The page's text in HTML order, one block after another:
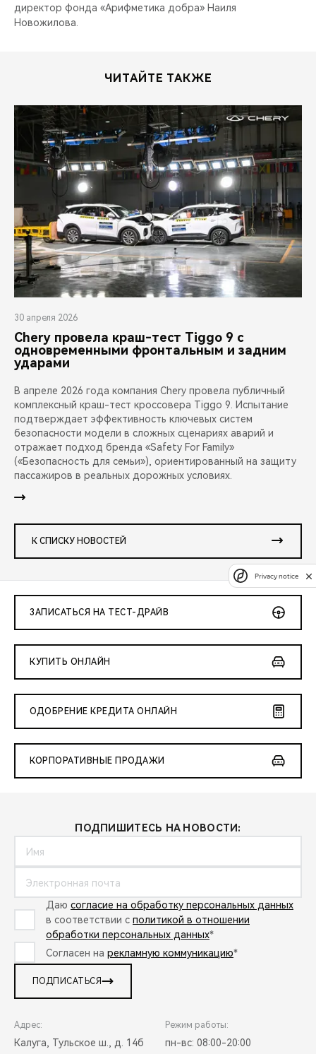
директор фонда «Арифметика добра» Наиля
Новожилова.
ЧИТАЙТЕ ТАКЖЕ
30 апреля 2026
Chery провела краш-тест Tiggo 9 с
одновременными фронтальным и задним
ударами
В апреле 2026 года компания Chery провела публичный
комплексный краш-тест кроссовера Tiggo 9. Испытание
подтверждает эффективность ключевых систем
безопасности модели в сложных сценариях аварий и
отражает подход бренда «Safety For Family»
(«Безопасность для семьи»), ориентированный на защиту
пассажиров в реальных дорожных условиях.
К СПИСКУ НОВОСТЕЙ
ЗАПИСАТЬСЯ НА ТЕСТ-ДРАЙВ
КУПИТЬ ОНЛАЙН
ОДОБРЕНИЕ КРЕДИТА ОНЛАЙН
КОРПОРАТИВНЫЕ ПРОДАЖИ
ПОДПИШИТЕСЬ НА НОВОСТИ:
Даю согласие на обработку персональных данных
в соответствии с политикой в отношении
обработки персональных данных*
Согласен на рекламную коммуникацию*
ПОДПИСАТЬСЯ
Адрес:
Калуга, Тульское ш., д. 14б
Режим работы:
пн-вс: 08:00-20:00
Privacy notice